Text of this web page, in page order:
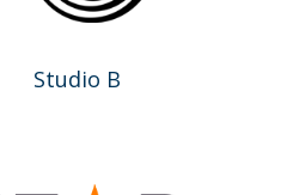
Studio B